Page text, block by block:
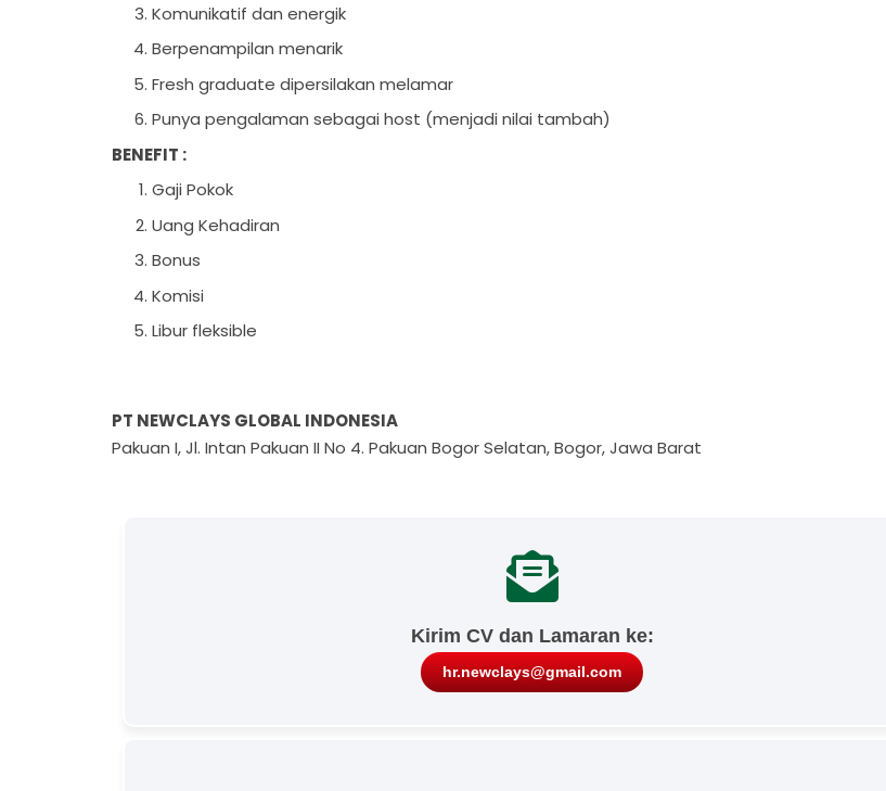
Komunikatif dan energik
Berpenampilan menarik
Fresh graduate dipersilakan melamar
Punya pengalaman sebagai host (menjadi nilai tambah)
BENEFIT :
Gaji Pokok
Uang Kehadiran
Bonus
Komisi
Libur fleksible
PT NEWCLAYS GLOBAL INDONESIA
Pakuan I, Jl. Intan Pakuan II No 4. Pakuan Bogor Selatan, Bogor, Jawa Barat
Kirim CV dan Lamaran ke:
hr.newclays@gmail.com